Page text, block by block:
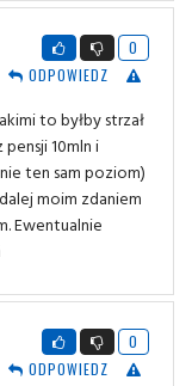
0
ODPOWIEDZ
to byłby strzał
10mln i
ten sam poziom)
moim zdaniem
Ewentualnie
0
ODPOWIEDZ